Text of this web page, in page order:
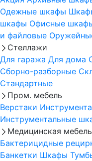
Одежные шкафы
шкафы Офисные
и файловые
Стеллажи
Для гаража Для дома
Сборно-разборные
Стандартные
Пром. мебель
Верстаки
Инструментальные
Медицинская мебель
Бактерицидные
Банкетки Шкафы